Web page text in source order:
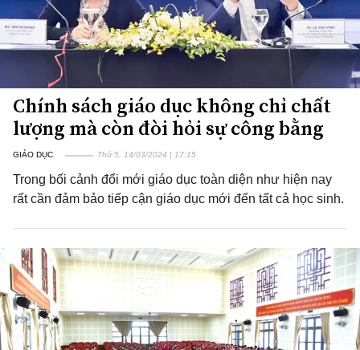
Chính sách giáo dục không chỉ chất
lượng mà còn đòi hỏi sự công bằng
GIÁO DỤC Thứ 5, 14/03/2024 | 17:15
Trong bối cảnh đổi mới giáo dục toàn diện như hiện nay
rất cần đảm bảo tiếp cận giáo dục mới đến tất cả học sinh.